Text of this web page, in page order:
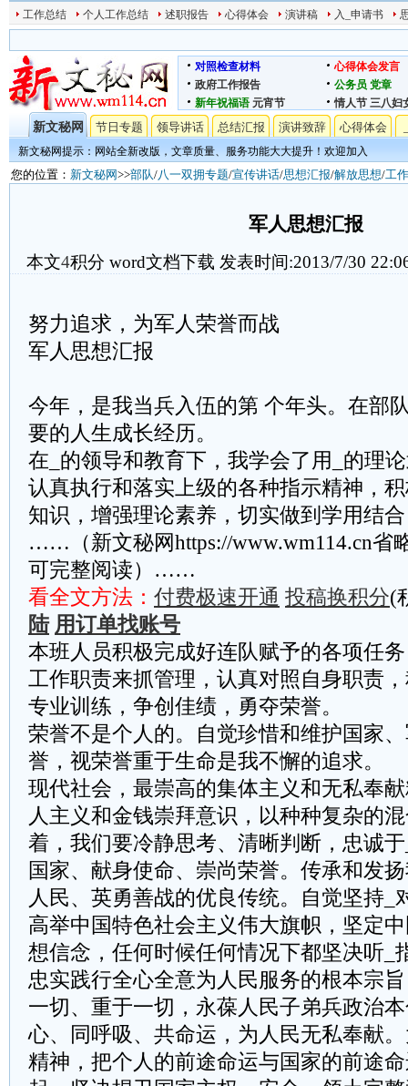
工作总结 个人工作总结 述职报告 心得体会 演讲稿 入_申请书
对照检查材料
心得体会发言
政府工作报告
公务员 党章
新年祝福语 元宵节 情人节 三八妇
新文秘网 节日专题 领导讲话 总结汇报 演讲致辞 心得体会
新文秘网提示：网站全新改版，文章质量、服务功能大大提升！欢迎加入
您的位置： 新文秘网>>部队/八一双拥专题/宣传讲话/思想汇报/解放思想/工
军人思想汇报
本文4积分 word文档下载 发表时间:2013/7/30
努力追求，为军人荣誉而战
军人思想汇报
今年，是我当兵入伍的第 个年头。在部
要的人生成长经历。
在_的领导和教育下，我学会了用_的理
认真执行和落实上级的各种指示精神，
知识，增强理论素养，切实做到学用结
……（新文秘网https://www.wm114.cn省
可完整阅读）……
看全文方法： 付费极速开通 投稿换积分(
陆 用订单找账号
本班人员积极完成好连队赋予的各项任
工作职责来抓管理，认真对照自身职责
专业训练，争创佳绩，勇夺荣誉。
荣誉不是个人的。自觉珍惜和维护国家
誉，视荣誉重于生命是我不懈的追求。
现代社会，最崇高的集体主义和无私奉
人主义和金钱崇拜意识，以种种复杂的
着，我们要冷静思考、清晰判断，忠诚
国家、献身使命、崇尚荣誉。传承和发
人民、英勇善战的优良传统。自觉坚持_
高举中国特色社会主义伟大旗帜，坚定
想信念，任何时候任何情况下都坚决听_
忠实践行全心全意为人民服务的根本宗
一切、重于一切，永葆人民子弟兵政治
心、同呼吸、共命运，为人民无私奉献
精神，把个人的前途命运与国家的前途